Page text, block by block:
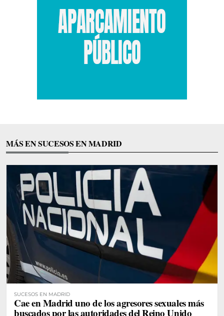
MÁS EN SUCESOS EN MADRID
SUCESOS EN MADRID
Cae en Madrid uno de los agresores sexuales más
buscados por las autoridades del Reino Unido